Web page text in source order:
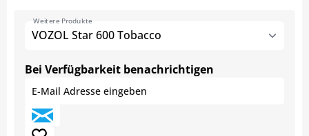
VOZOL Star 600 Tobacco
Weitere Produkte
Bei Verfügbarkeit benachrichtigen